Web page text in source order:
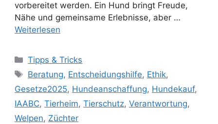
vorbereitet werden. Ein Hund bringt Freude,
Nähe und gemeinsame Erlebnisse, aber …
Weiterlesen
Tipps & Tricks
Beratung, Entscheidungshilfe, Ethik,
Gesetze2025, Hundeanschaffung, Hundekauf,
IAABC, Tierheim, Tierschutz, Verantwortung,
Welpen, Züchter